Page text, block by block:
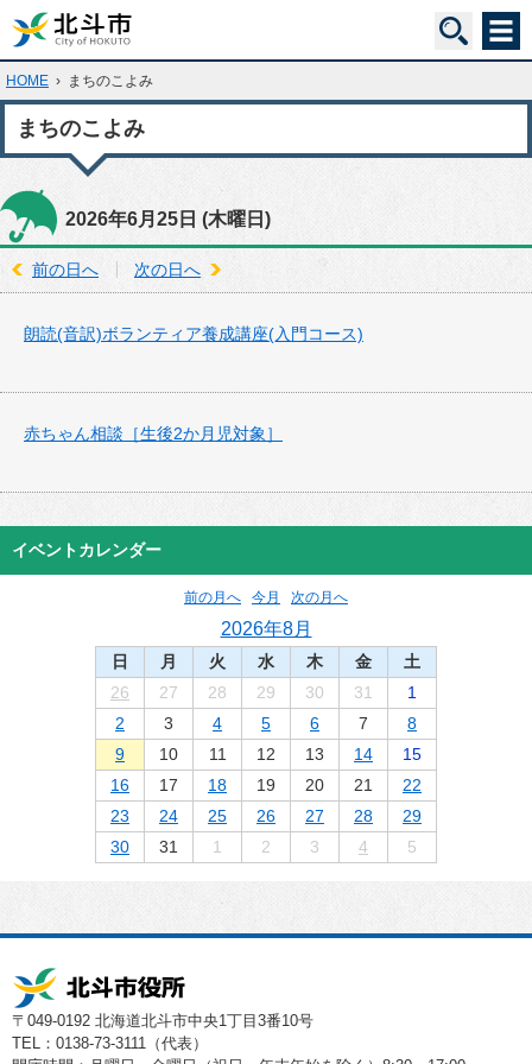
HOME › まちのこよみ
まちのこよみ
2026年6月25日 (木曜日)
前の日へ 次の日へ
朗読(音訳)ボランティア養成講座(入門コース)
赤ちゃん相談［生後2か月児対象］
イベントカレンダー
前の月へ 今月 次の月へ
2026年8月
日 月 火 水 木 金
土
26
27 28 29 30 31
1
2
3 4 5 6 7
8
9
10 11 12 13 14
15
16
17 18 19 20 21
22
23
24 25 26 27 28
29
30
31 1 2 3 4 5
〒049-0192 北海道北斗市中央1丁目3番10号
TEL：0138-73-3111（代表）